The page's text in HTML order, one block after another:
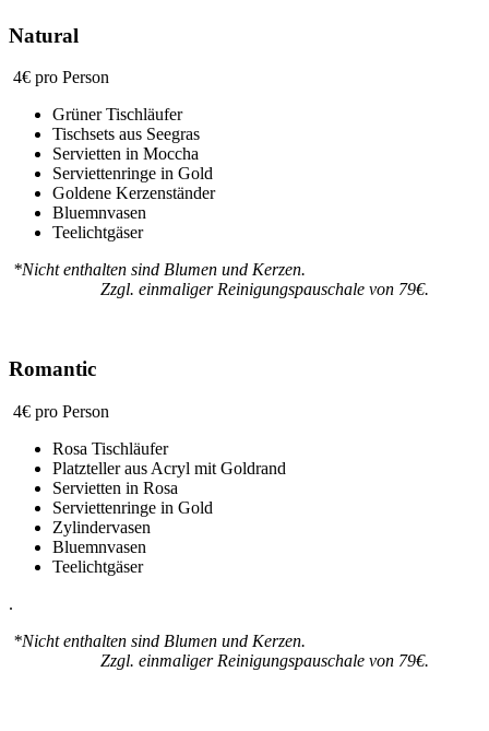
Natural
4€ pro Person
Grüner Tischläufer
Tischsets aus Seegras
Servietten in Moccha
Serviettenringe in Gold
Goldene Kerzenständer
Bluemnvasen
Teelichtgäser
*Nicht enthalten sind Blumen und Kerzen.
Zzgl. einmaliger Reinigungspauschale von 79€.
Romantic
4€ pro Person
Rosa Tischläufer
Platzteller aus Acryl mit Goldrand
Servietten in Rosa
Serviettenringe in Gold
Zylindervasen
Bluemnvasen
Teelichtgäser
.
*Nicht enthalten sind Blumen und Kerzen.
Zzgl. einmaliger Reinigungspauschale von 79€.